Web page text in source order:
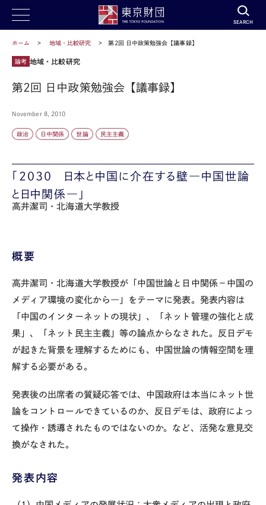
SEARCH
ホーム 地域・比較研究 第2回 日中政策勉強会【議事録】
論考 地域・比較研究
第2回 日中政策勉強会【議事録】
November 8, 2010
政治 日中関係 世論 民主主義
「2030 日本と中国に介在する壁―中国世論
と日中関係―」
高井潔司・北海道大学教授
概要
高井潔司・北海道大学教授が「中国世論と日中関係－中国の
メディア環境の変化から―」をテーマに発表。発表内容は
「中国のインターネットの現状」、「ネット管理の強化と成
果」、「ネット民主主義」等の論点からなされた。反日デモ
が起きた背景を理解するためにも、中国世論の情報空間を理
解する必要がある。
発表後の出席者の質疑応答では、中国政府は本当にネット世
論をコントロールできているのか、反日デモは、政府によっ
て操作・誘導されたものではないのか。など、活発な意見交
換がなされた。
発表内容